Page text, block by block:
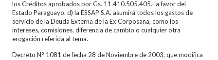
los Créditos aprobados por Gs. 11.410.505.405.- a favor del
Estado Paraguayo. d) la ESSAP S.A. asumirá todos los gastos de
servicio de la Deuda Externa de la Ex Corposana, como los
intereses, comisiones, diferencia de cambio o cualquier otra
erogación referida al tema.
Decreto N° 1081 de fecha 28 de Noviembre de 2003, que modifica